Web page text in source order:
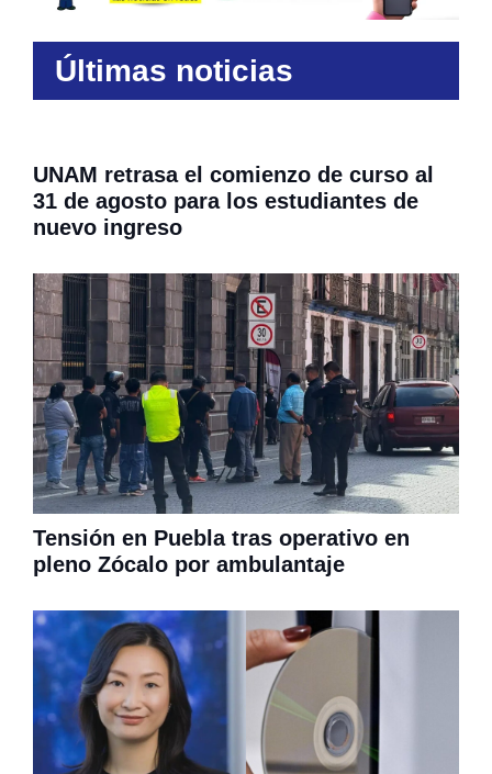
Últimas noticias
UNAM retrasa el comienzo de curso al
31 de agosto para los estudiantes de
nuevo ingreso
Tensión en Puebla tras operativo en
pleno Zócalo por ambulantaje